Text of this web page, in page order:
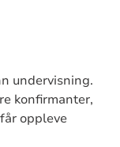
undervisning.
konfirmanter,
oppleve